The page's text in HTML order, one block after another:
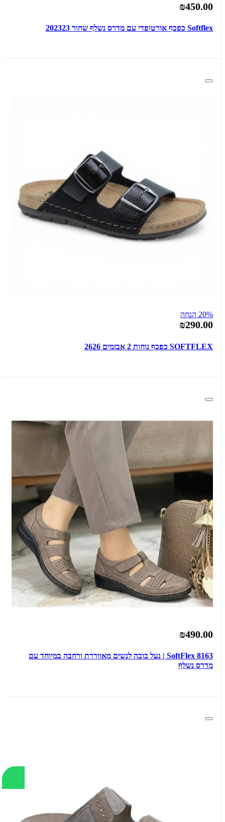
₪450.00
Softflex כפכף אורטופדי עם מדרס נשלף שחור 202323
20% הנחה
₪290.00
SOFTFLEX כפכף נוחות 2 אבזמים 2626
₪490.00
SoftFlex 8163 | נעל בובה לנשים מאווררת ורחבה במיוחד עם
מדרס נשלף